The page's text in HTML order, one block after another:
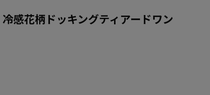
感花柄ドッキングティアードワン